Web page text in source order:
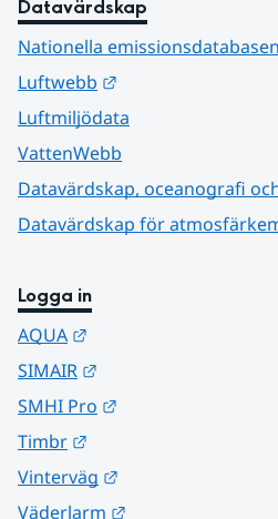
Datavärdskap
Nationella emissionsdatabasen
Luftwebb
Luftmiljödata
VattenWebb
Datavärdskap, oceanografi
Datavärdskap för
Logga in
AQUA
SIMAIR
SMHI Pro
Timbr
Vinterväg
Väderlarm